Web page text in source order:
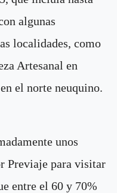
algunas
localidades, como
Artesanal en
el norte neuquino.
unos
Previaje para visitar
entre el 60 y 70%